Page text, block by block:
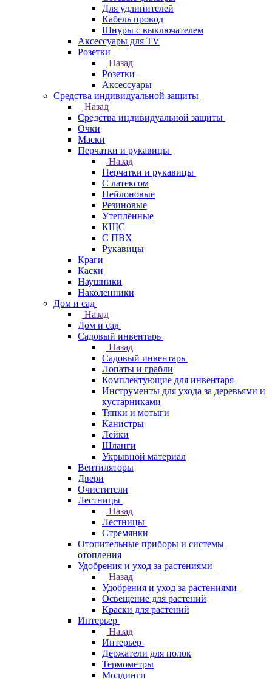
Для удлинителей
Кабель провод
Шнуры с выключателем
Аксессуары для TV
Розетки
Назад
Розетки
Аксессуары
Средства индивидуальной защиты
Назад
Средства индивидуальной защиты
Очки
Маски
Перчатки и рукавицы
Назад
Перчатки и рукавицы
С латексом
Нейлоновые
Резиновые
Утеплённые
КЩС
С ПВХ
Рукавицы
Краги
Каски
Наушники
Наколенники
Дом и сад
Назад
Дом и сад
Садовый инвентарь
Назад
Садовый инвентарь
Лопаты и грабли
Комплектующие для инвентаря
Инструменты для ухода за деревьями и
кустарниками
Тяпки и мотыги
Канистры
Лейки
Шланги
Укрывной материал
Вентиляторы
Двери
Очистители
Лестницы
Назад
Лестницы
Стремянки
Отопительные приборы и системы
отопления
Удобрения и уход за растениями
Назад
Удобрения и уход за растениями
Освещение для растений
Краски для растений
Интерьер
Назад
Интерьер
Держатели для полок
Термометры
Молдинги